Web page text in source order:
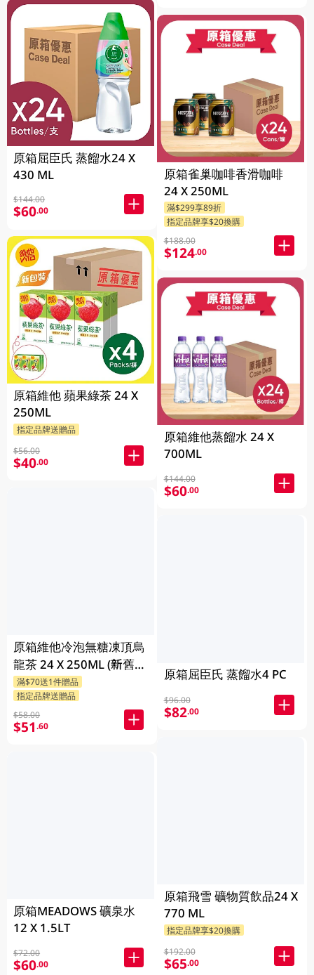
原箱屈臣氏 蒸餾水24 X
430 ML
$144.00
$60.00
原箱維他 蘋果綠茶 24 X
250ML
指定品牌送贈品
$56.00
$40.00
原箱維他冷泡無糖凍頂烏
龍茶 24 X 250ML (新舊包
裝隨機發貨)
滿$70送1件贈品
指定品牌送贈品
$58.00
$51.60
原箱MEADOWS 礦泉水
12 X 1.5LT
$72.00
$60.00
原箱雀巢咖啡香滑咖啡
24 X 250ML
滿$299享89折
指定品牌享$20換購
$188.00
$124.00
原箱維他蒸餾水 24 X
700ML
$144.00
$60.00
原箱屈臣氏 蒸餾水4 PC
$96.00
$82.00
原箱飛雪 礦物質飲品24 X
770 ML
指定品牌享$20換購
$192.00
$65.00